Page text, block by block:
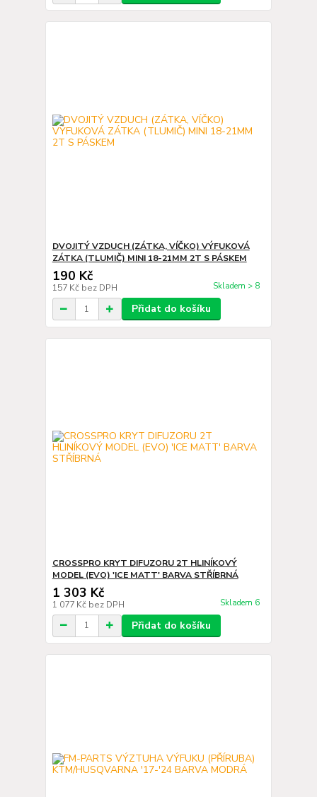
DVOJITÝ VZDUCH (ZÁTKA, VÍČKO) VÝFUKOVÁ
ZÁTKA (TLUMIČ) MINI 18-21MM 2T S PÁSKEM
190 Kč
157 Kč bez DPH Skladem > 8
Přidat do košíku
CROSSPRO KRYT DIFUZORU 2T HLINÍKOVÝ
MODEL (EVO) 'ICE MATT' BARVA STŘÍBRNÁ
1 303 Kč
1 077 Kč bez DPH Skladem 6
Přidat do košíku